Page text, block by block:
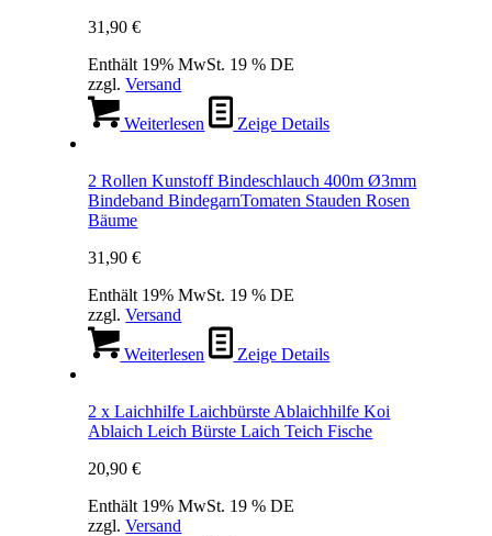
31,90€
Enthält 19% MwSt. 19 % DE
zzgl.Versand
Weiterlesen Zeige Details
2 Rollen Kunstoff Bindeschlauch 400m Ø3mm
Bindeband BindegarnTomaten Stauden Rosen
Bäume
31,90€
Enthält 19% MwSt. 19 % DE
zzgl.Versand
Weiterlesen Zeige Details
2 x Laichhilfe Laichbürste Ablaichhilfe Koi
Ablaich Leich Bürste Laich Teich Fische
20,90€
Enthält 19% MwSt. 19 % DE
zzgl.Versand